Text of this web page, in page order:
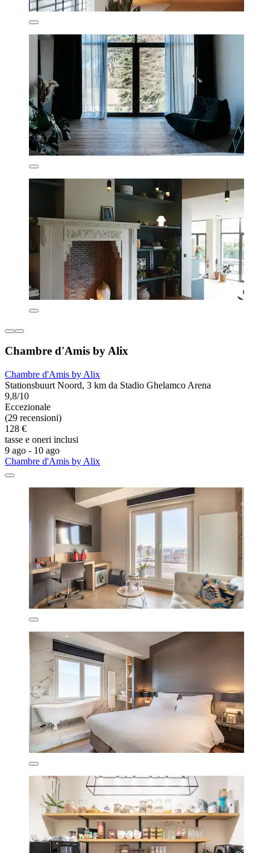
Chambre d'Amis by Alix
Chambre d'Amis by Alix
Stationsbuurt Noord, 3 km da Stadio Ghelamco Arena
9,8/10
Eccezionale
(29 recensioni)
128 €
tasse e oneri inclusi
9 ago - 10 ago
Chambre d'Amis by Alix